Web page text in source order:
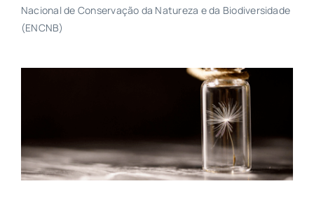
Nacional de Conservação da Natureza e da Biodiversidade
(ENCNB)